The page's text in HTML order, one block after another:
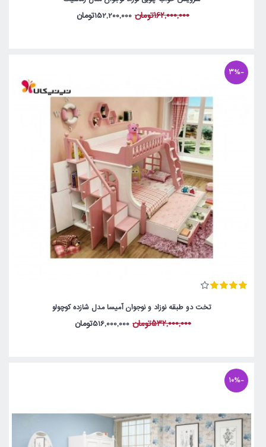
162,000,000تومان 152,200,000تومان
-3%
تخت دو طبقه نوزاد و نوجوان آمیسا مدل شازده کوچولو
532,000,000تومان 516,000,000تومان
-10%